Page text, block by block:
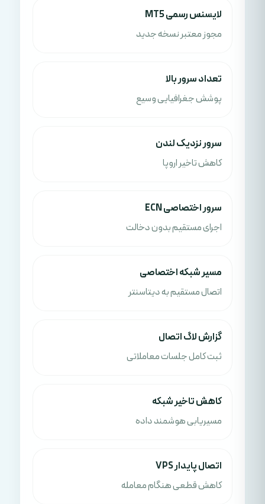
لایسنس رسمی MT5
مجوز معتبر نسخه جدید
تعداد سرور بالا
پوشش جغرافیایی وسیع
سرور نزدیک لندن
کاهش تاخیر اروپا
سرور اختصاصی ECN
اجرای مستقیم بدون دخالت
مسیر شبکه اختصاصی
اتصال مستقیم به دیتاسنتر
گزارش لاگ اتصال
ثبت کامل جلسات معاملاتی
کاهش تاخیر شبکه
مسیریابی هوشمند داده
اتصال پایدار VPS
کاهش قطعی هنگام معامله